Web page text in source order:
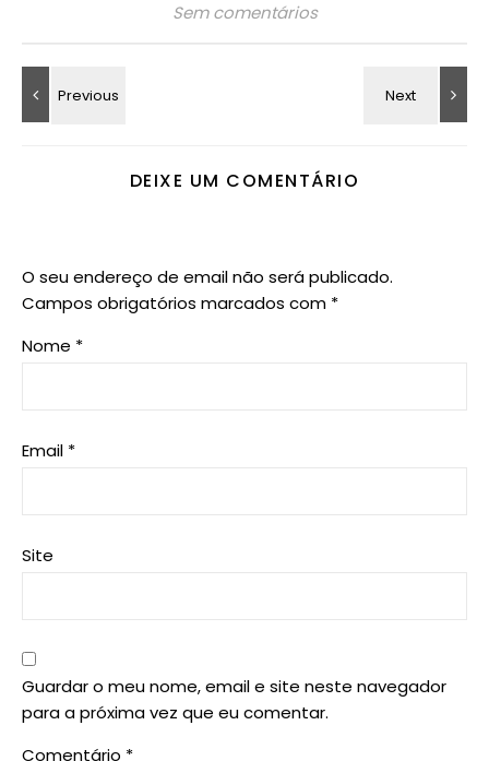
Sem comentários
DEIXE UM COMENTÁRIO
O seu endereço de email não será publicado.
Campos obrigatórios marcados com *
Nome *
Email *
Site
Guardar o meu nome, email e site neste navegador
para a próxima vez que eu comentar.
Comentário *